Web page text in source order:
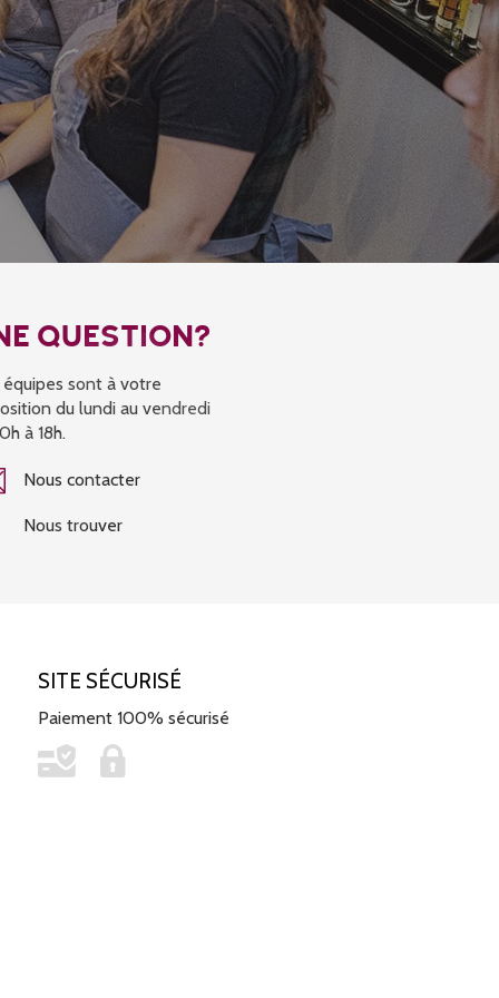
QUESTION?
équipes sont à votre
du lundi au vendredi
à 18h.
Nous contacter
Nous trouver
SITE SÉCURISÉ
Paiement 100% sécurisé